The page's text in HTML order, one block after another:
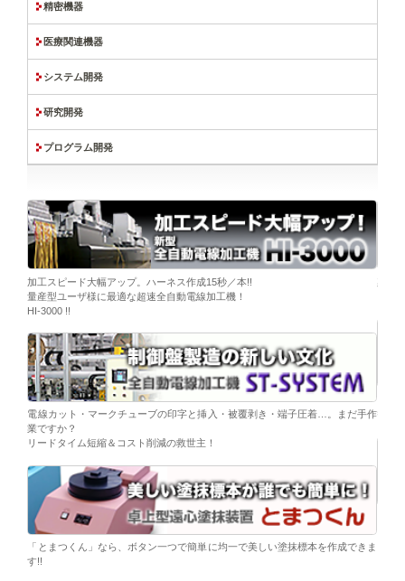
精密機器
医療関連機器
システム開発
研究開発
プログラム開発
ブ挿
載。
加工スピード大幅アップ。ハーネス作成15秒／本!!
量産型ユーザ様に最適な超速全自動電線加工機！
HI-3000 !!
電線カット・マークチューブの印字と挿入・被覆剥き・端子圧着…。まだ手作
業ですか？
リードタイム短縮＆コスト削減の救世主！
「とまつくん」なら、ボタン一つで簡単に均一で美しい塗抹標本を作成できま
す!!
染色